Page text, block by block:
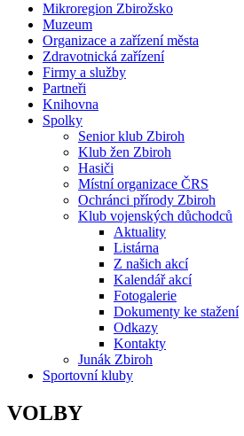
Mikroregion Zbirožsko
Muzeum
Organizace a zařízení města
Zdravotnická zařízení
Firmy a služby
Partneři
Knihovna
Spolky
Senior klub Zbiroh
Klub žen Zbiroh
Hasiči
Místní organizace ČRS
Ochránci přírody Zbiroh
Klub vojenských důchodců
Aktuality
Listárna
Z našich akcí
Kalendář akcí
Fotogalerie
Dokumenty ke stažení
Odkazy
Kontakty
Junák Zbiroh
Sportovní kluby
VOLBY